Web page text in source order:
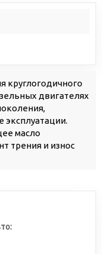
круглогодичного
двигателях
масло
трения и износ